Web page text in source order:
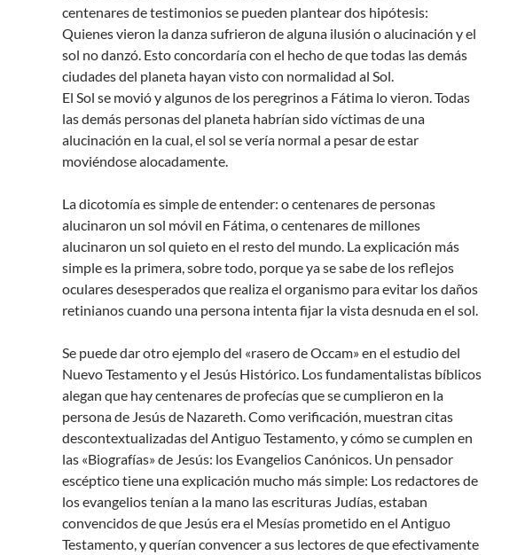
centenares de testimonios se pueden plantear dos hipótesis:
Quienes vieron la danza sufrieron de alguna ilusión o alucinación y el
sol no danzó. Esto concordaría con el hecho de que todas las demás
ciudades del planeta hayan visto con normalidad al Sol.
El Sol se movió y algunos de los peregrinos a Fátima lo vieron. Todas
las demás personas del planeta habrían sido víctimas de una
alucinación en la cual, el sol se vería normal a pesar de estar
moviéndose alocadamente.
La dicotomía es simple de entender: o centenares de personas
alucinaron un sol móvil en Fátima, o centenares de millones
alucinaron un sol quieto en el resto del mundo. La explicación más
simple es la primera, sobre todo, porque ya se sabe de los reflejos
oculares desesperados que realiza el organismo para evitar los daños
retinianos cuando una persona intenta fijar la vista desnuda en el sol.
Se puede dar otro ejemplo del «rasero de Occam» en el estudio del
Nuevo Testamento y el Jesús Histórico. Los fundamentalistas bíblicos
alegan que hay centenares de profecías que se cumplieron en la
persona de Jesús de Nazareth. Como verificación, muestran citas
descontextualizadas del Antiguo Testamento, y cómo se cumplen en
las «Biografías» de Jesús: los Evangelios Canónicos. Un pensador
escéptico tiene una explicación mucho más simple: Los redactores de
los evangelios tenían a la mano las escrituras Judías, estaban
convencidos de que Jesús era el Mesías prometido en el Antiguo
Testamento, y querían convencer a sus lectores de que efectivamente